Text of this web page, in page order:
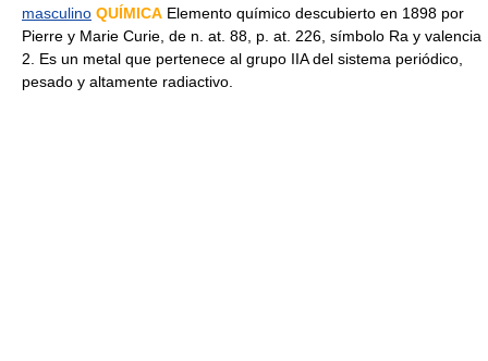
masculino QUÍMICA Elemento químico descubierto en 1898 por
Pierre y Marie Curie, de n. at. 88, p. at. 226, símbolo Ra y valencia
2. Es un metal que pertenece al grupo IIA del sistema periódico,
pesado y altamente radiactivo.